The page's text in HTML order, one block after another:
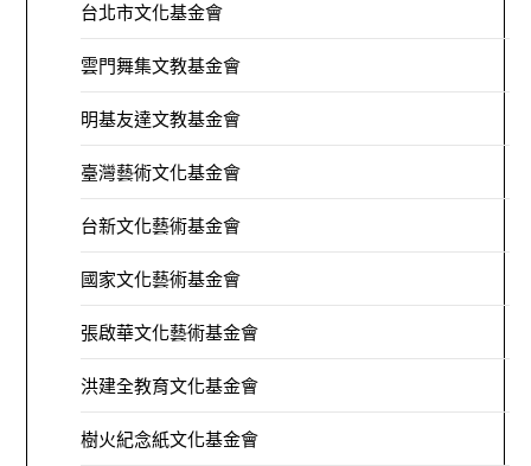
台北市文化基金會
雲門舞集文教基金會
明基友達文教基金會
臺灣藝術文化基金會
台新文化藝術基金會
國家文化藝術基金會
張啟華文化藝術基金會
洪建全教育文化基金會
樹火紀念紙文化基金會